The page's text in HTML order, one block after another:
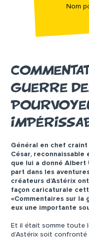
Nom
GUERRE
Général en chef
César,
que lui a donné Albert
part dans les
créateurs d’Astérix
façon caricaturale
«Commentaires sur la
eux une importante
Et il était somme toute
d’Astérix soit confronté